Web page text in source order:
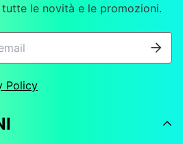
le novità e le promozioni.
Policy